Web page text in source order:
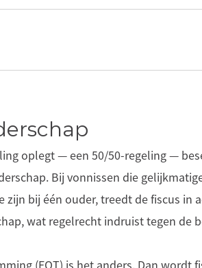
oplegt — een 50/50-regeling —
Bij vonnissen die
bij één ouder, treedt de fiscus in
wat regelrecht indruist tegen de